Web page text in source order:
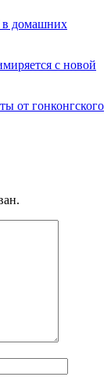
в домашних
с новой
от гонконгского